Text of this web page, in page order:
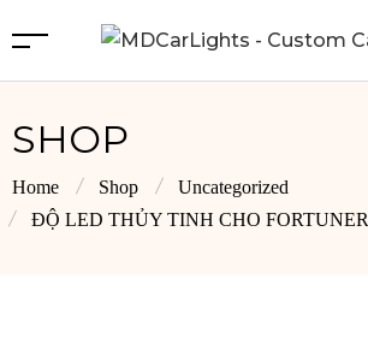
SHOP
Home Shop
Uncategorized
ĐỘ LED THỦY TINH CHO FORTUNER